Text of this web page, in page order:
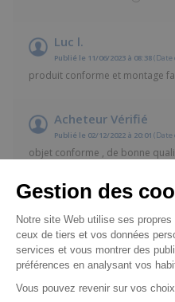
Luc l.
Publié le 11/06/2023 à 08:38(Date
produit conforme et montage
Acheteur Vérifié
Publié le 02/12/2022 à 20:01 (Date
objet conforme , de bonne
Acheteur Vérifié
completement satisfait